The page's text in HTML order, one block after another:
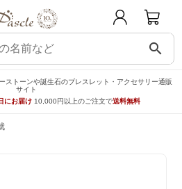
search
ストーンや誕生石のブレスレット・アクセサリー通販
サイト
にお届け 10,000円以上のご注文で送料無料